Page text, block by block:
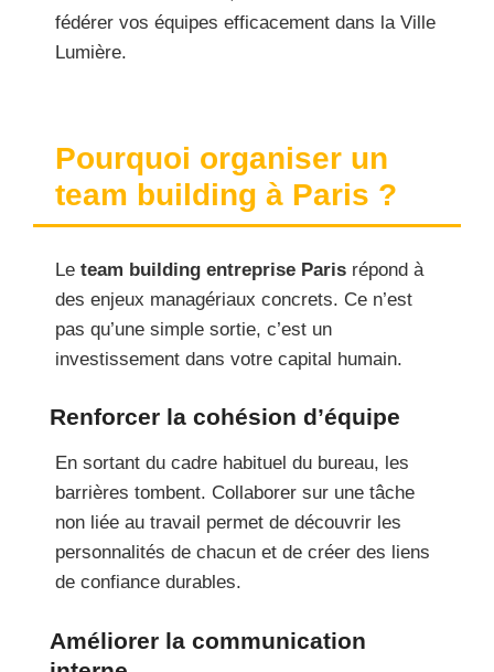
fédérer vos équipes efficacement dans la Ville
Lumière.
Pourquoi organiser un
team building à Paris ?
Le team building entreprise Paris répond à
des enjeux managériaux concrets. Ce n’est
pas qu’une simple sortie, c’est un
investissement dans votre capital humain.
Renforcer la cohésion d’équipe
En sortant du cadre habituel du bureau, les
barrières tombent. Collaborer sur une tâche
non liée au travail permet de découvrir les
personnalités de chacun et de créer des liens
de confiance durables.
Améliorer la communication